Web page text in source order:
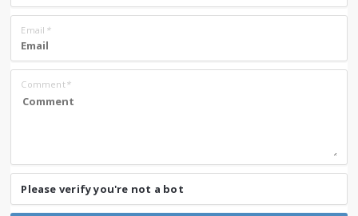
Email *
Comment*
Please verify you're not a bot